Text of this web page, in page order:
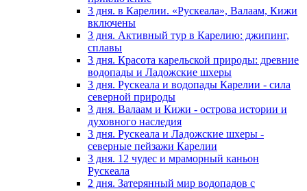
3 дня. в Карелии. «Рускеала», Валаам, Кижи
включены
3 дня. Активный тур в Карелию: джипинг,
сплавы
3 дня. Красота карельской природы: древние
водопады и Ладожские шхеры
3 дня. Рускеала и водопады Карелии - сила
северной природы
3 дня. Валаам и Кижи - острова истории и
духовного наследия
3 дня. Рускеала и Ладожские шхеры -
северные пейзажи Карелии
3 дня. 12 чудес и мраморный каньон
Рускеала
2 дня. Затерянный мир водопадов с